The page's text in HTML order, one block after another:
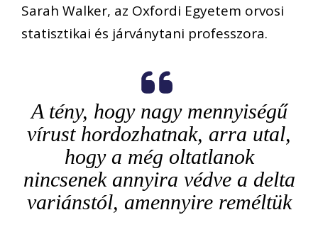
Sarah Walker, az Oxfordi Egyetem orvosi
statisztikai és járványtani professzora.
A tény, hogy nagy mennyiségű
vírust hordozhatnak, arra utal,
hogy a még oltatlanok
nincsenek annyira védve a delta
variánstól, amennyire reméltük